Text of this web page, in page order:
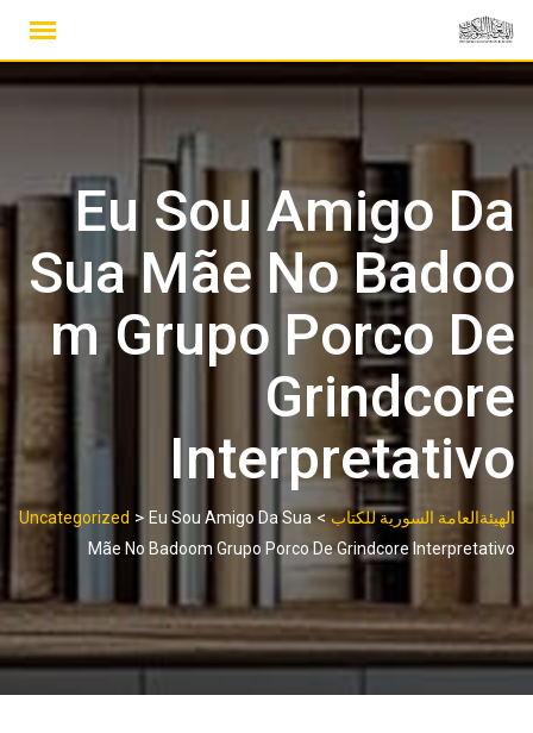
Eu Sou Amigo Da
Sua Mãe No Badoo​​
m Grupo Porco De
Grindcore
Interpretativo
الهيئةالعامة السورية للكتاب >
Uncategorized > Eu Sou Amigo Da Sua
Mãe No Badoo​​m Grupo Porco De Grindcore Interpretativo